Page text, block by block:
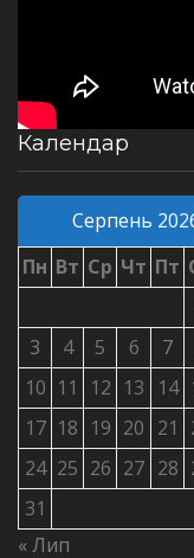
Календар
Серпень
Пн Вт Ср Чт Пт
3
4 5 6 7
10 11 12 13 14
17 18 19 20 21
24 25 26 27 28
31
« Лип